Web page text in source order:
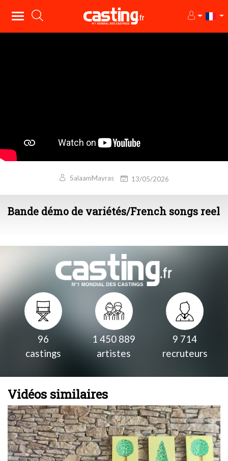
SalaamMayras 13/05/2026
Bande démo de variétés/French songs reel
96
castings
1 450 889
artistes
9 714
recruteurs
Vidéos similaires